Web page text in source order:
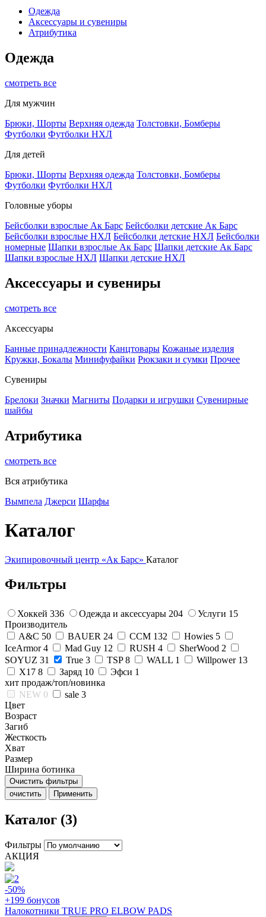
Одежда
Аксессуары и сувениры
Атрибутика
Одежда
смотреть все
Для мужчин
Брюки, Шорты Верхняя одежда Толстовки, Бомберы
Футболки Футболки НХЛ
Для детей
Брюки, Шорты Верхняя одежда Толстовки, Бомберы
Футболки Футболки НХЛ
Головные уборы
Бейсболки взрослые Ак Барс Бейсболки детские Ак Барс
Бейсболки взрослые НХЛ Бейсболки детские НХЛ Бейсболки
номерные Шапки взрослые Ак Барс Шапки детские Ак Барс
Шапки взрослые НХЛ Шапки детские НХЛ
Аксессуары и сувениры
смотреть все
Аксессуары
Банные принадлежности Канцтовары Кожаные изделия
Кружки, Бокалы Минифуфайки Рюкзаки и сумки Прочее
Сувениры
Брелоки Значки Магниты Подарки и игрушки Сувенирные
шайбы
Атрибутика
смотреть все
Вся атрибутика
Вымпела Джерси Шарфы
Каталог
Экипировочный центр «Ак Барс» Каталог
Фильтры
Хоккей 336 Одежда и аксессуары 204 Услуги 15
Производитель
A&C 50 BAUER 24 CCM 132 Howies 5
IceArmor4 Mad Guy 12 RUSH 4 SherWood 2
SOYUZ 31 True 3 TSP8 WALL 1 Willpower 13
X17 8 Заряд 10 Эфси 1
хит продаж/топ/новинка
NEW 0 sale 3
Цвет
Возраст
Загиб
Жесткость
Хват
Размер
Ширина ботинка
Очистить фильтры
очистить
Применить
Каталог (3)
Фильтры
АКЦИЯ
-50%
+199 бонусов
Налокотники TRUE PRO ELBOW PADS